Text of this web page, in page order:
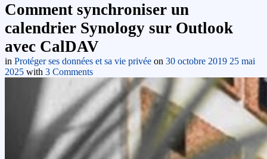
Comment synchroniser un
calendrier Synology sur Outlook
avec CalDAV
in Protéger ses données et sa vie privée on 30 octobre 2019 25 mai
2025 with 3 Comments